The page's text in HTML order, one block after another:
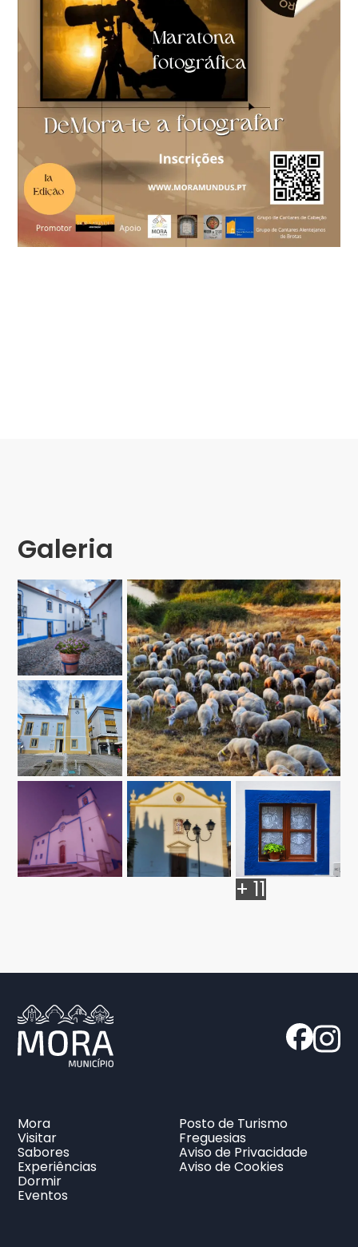
Galeria
+ 11
Mora
Visitar
Sabores
Experiências
Dormir
Eventos
Posto de Turismo
Freguesias
Aviso de Privacidade
Aviso de Cookies